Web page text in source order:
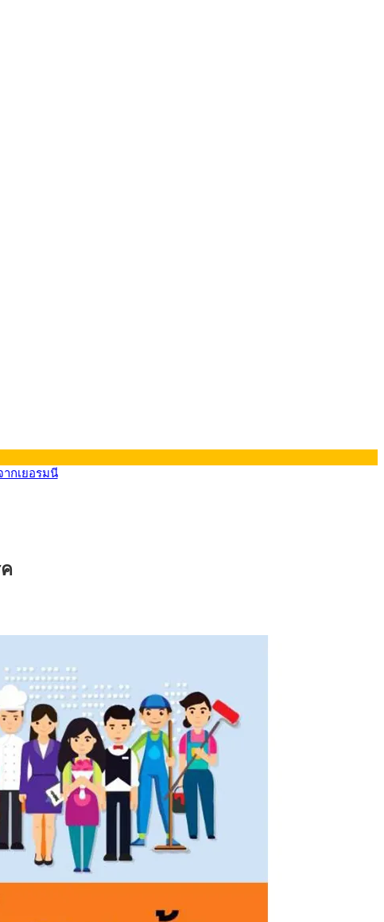
เยอรมนี